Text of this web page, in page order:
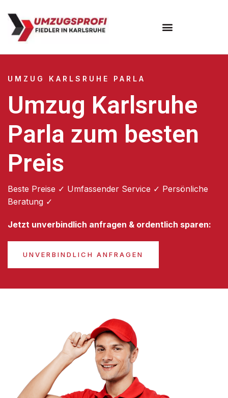
UMZUG KARLSRUHE PARLA
Umzug Karlsruhe
Parla zum besten
Preis
Beste Preise ✓ Umfassender Service ✓ Persönliche
Beratung ✓
Jetzt unverbindlich anfragen & ordentlich sparen:
UNVERBINDLICH ANFRAGEN